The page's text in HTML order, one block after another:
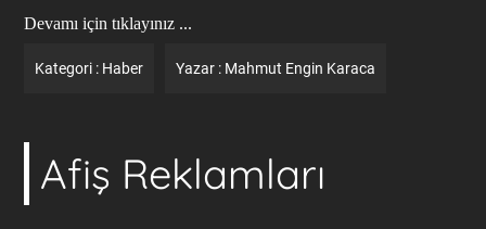
Devamı için tıklayınız ...
Kategori : Haber Yazar : Mahmut Engin Karaca
Afiş Reklamları